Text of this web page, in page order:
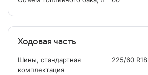
Ходовая часть
Шины, стандартная
комплектация
225/60 R18